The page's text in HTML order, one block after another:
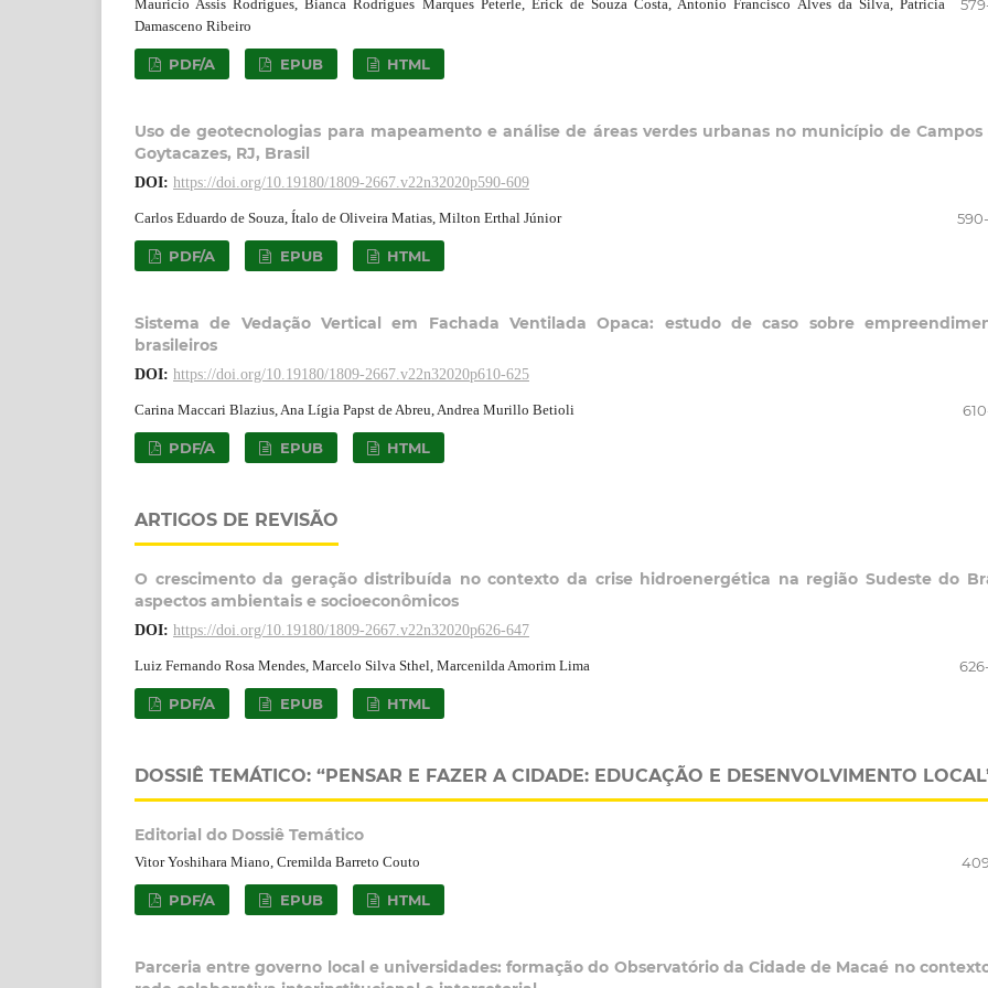
Mauricio Assis Rodrigues, Bianca Rodrigues Marques Peterle, Erick de Souza Costa, Antonio Francisco Alves da Silva, Patricia
Damasceno Ribeiro
PDF/A EPUB HTML
Uso de geotecnologias para mapeamento e análise de áreas verdes urbanas no município de Campos
Goytacazes, RJ, Brasil
DOI: https://doi.org/10.19180/1809-2667.v22n32020p590-609
Carlos Eduardo de Souza, Ítalo de Oliveira Matias, Milton Erthal Júnior
PDF/A EPUB HTML
Sistema de Vedação Vertical em Fachada Ventilada Opaca: estudo de caso sobre
brasileiros
DOI: https://doi.org/10.19180/1809-2667.v22n32020p610-625
Carina Maccari Blazius, Ana Lígia Papst de Abreu, Andrea Murillo Betioli
PDF/A EPUB HTML
ARTIGOS DE REVISÃO
O crescimento da geração distribuída no contexto da crise hidroenergética na região Sudeste do
aspectos ambientais e socioeconômicos
DOI: https://doi.org/10.19180/1809-2667.v22n32020p626-647
Luiz Fernando Rosa Mendes, Marcelo Silva Sthel, Marcenilda Amorim Lima
PDF/A EPUB HTML
DOSSIÊ TEMÁTICO: “PENSAR E FAZER A CIDADE: EDUCAÇÃO E DESENVOLVIMENTO
Editorial do Dossiê Temático
Vitor Yoshihara Miano, Cremilda Barreto Couto
PDF/A EPUB HTML
Parceria entre governo local e universidades: formação do Observatório da Cidade de Macaé no